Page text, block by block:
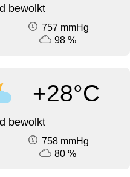
bewolkt
757 mmHg
98 %
+28°C
bewolkt
758 mmHg
80 %